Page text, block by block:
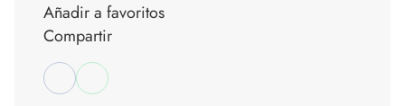
Añadir a favoritos
Compartir